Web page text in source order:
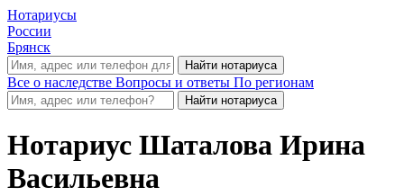
Нотариусы
России
Брянск
Все о наследстве Вопросы и ответы По регионам
Нотариус Шаталова Ирина
Васильевна